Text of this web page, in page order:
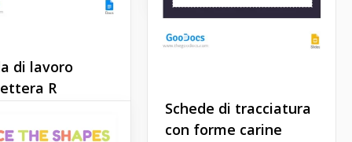
di lavoro
R
Schede di tracciatura
con forme carine